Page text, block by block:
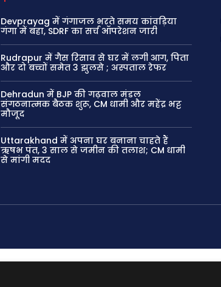
Devprayag में गंगाजल भरते समय कांवड़िया
गंगा में बहा, SDRF का सर्च ऑपरेशन जारी
Rudrapur में गैस रिसाव से घर में लगी आग, पिता
और दो बच्चों समेत 3 झुलसे ; अस्पताल रेफर
Dehradun में BJP की गढ़वाल मंडल
संगठनात्मक बैठक शुरू, CM धामी और महेंद्र भट्ट
मौजूद
Uttarakhand में अपना घर बनाना चाहते हैं
ऋषभ पंत, 3 साल से जमीन की तलाश; CM धामी
से मांगी मदद